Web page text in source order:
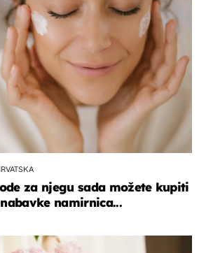
za njegu sada možete kupiti
namirnica...